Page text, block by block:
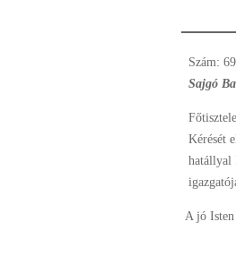
Szám:
Sajgó
Kérését
hatállyal
A jó Isten